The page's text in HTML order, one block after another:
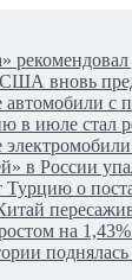
США вновь
с
в июле стал
в России
о
на